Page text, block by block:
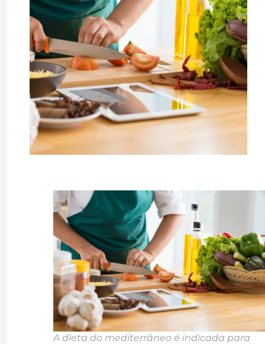
A dieta do mediterrâneo é indicada para